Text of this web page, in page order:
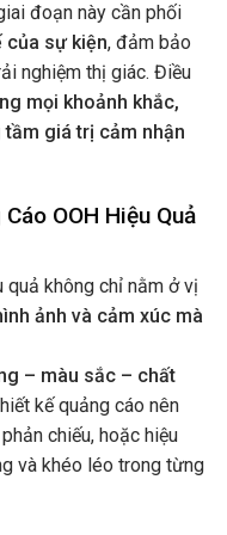
đoạn này cần phối
của sự kiện, đảm bảo
nghiệm thị giác. Điều
mọi khoảnh khắc,
giá trị cảm nhận
OOH Hiệu Quả
quả không chỉ nằm ở vị
ảnh và cảm xúc mà
– màu sắc – chất
kế quảng cáo nên
chiếu, hoặc hiệu
và khéo léo trong từng